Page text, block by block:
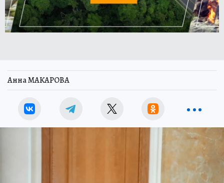
Анна МАКАРОВА